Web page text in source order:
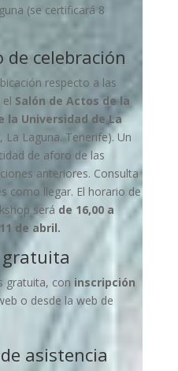
(se certificará 8
celebración
respecto a las
Salón de Actos de la
la Universidad de La
La Laguna. Tenerife). Un
de aforo de las
anteriores. Consulta
como llegar. El horario de
será de 16,00 a
de abril.
gratuita, con inscripción
o desde la web de
asistencia